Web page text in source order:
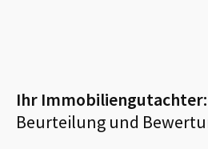
Ihr Immobiliengutachter:
Beurteilung und